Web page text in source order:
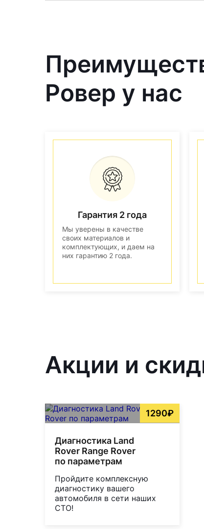
Ровер у нас
Гарантия 2 года
Мы уверены в качестве
своих материалов и
комплектующих, и даем на
них гарантию 2 года.
Акции и
1290₽
Диагностика Land
Rover Range Rover
по параметрам
Пройдите комплексную
диагностику вашего
автомобиля в сети наших
СТО!